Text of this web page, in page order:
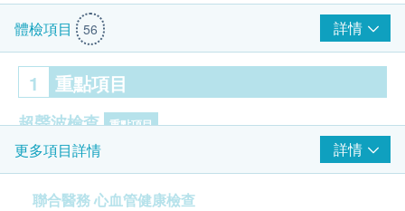
體檢項目 56 詳情
1 重點項目
超聲波檢查 重點項目
頸動脈內膜中層厚度超聲波
心臟檢查 重點項目
更多項目詳情 詳情
聯合醫務 心血管健康檢查